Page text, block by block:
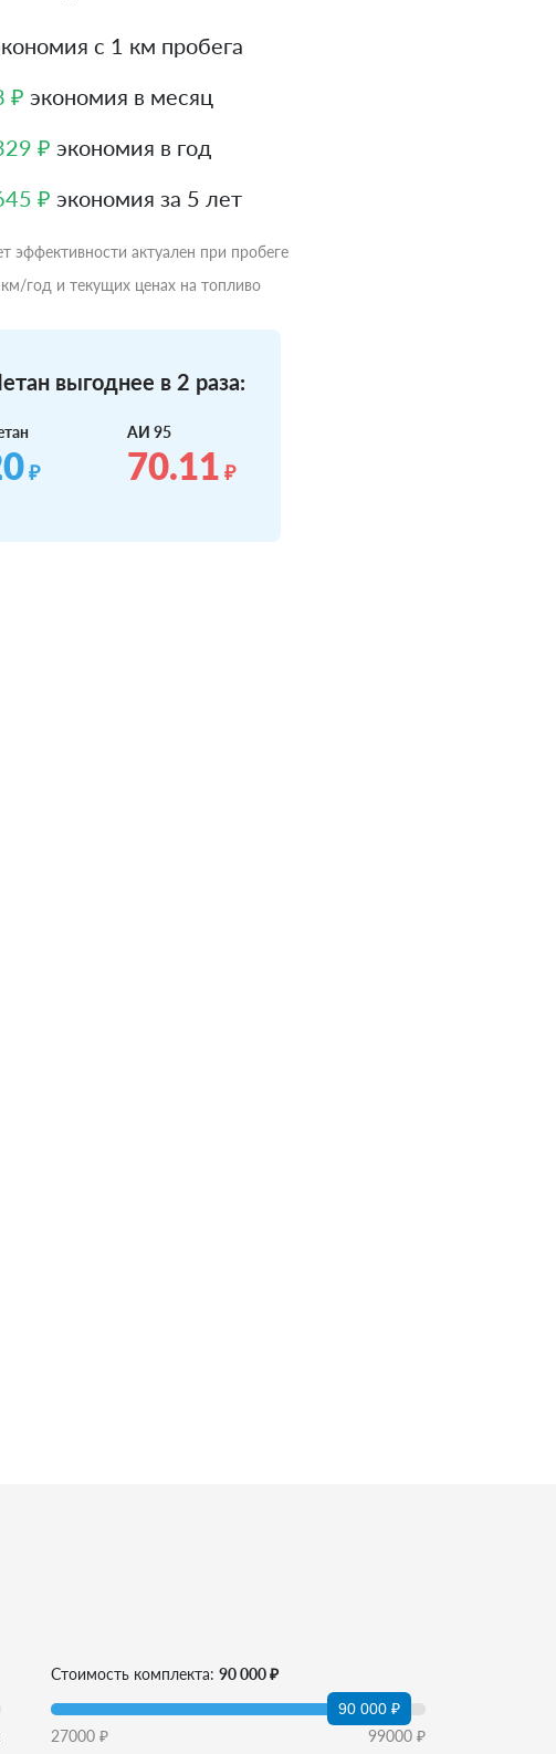
с 1 км пробега
₽ экономия в месяц
₽ экономия в год
₽ экономия за 5 лет
эффективности актуален при пробеге
год и текущих ценах на топливо
выгоднее в 2 раза:
₽
АИ 95
70.11 ₽
Стоимость комплекта: 90 000 ₽
90 000 ₽
27000₽ 99000₽